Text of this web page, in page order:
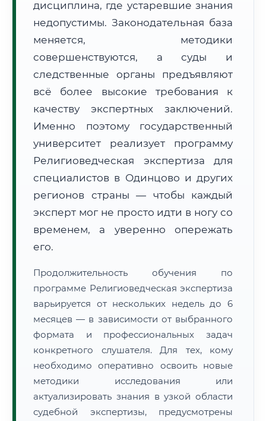
Формат учебы:
Дистанционно
🗺️ Зона обслуживания: г. Одинцово
• Маршрут транзита: ~2 834 км
📜 Документы и аккредитация ФИС ФРДО
Нажмите на документ для увеличения и просмотра
дисциплина, где устаревшие знания
недопустимы. Законодательная база
меняется, методики
совершенствуются, а суды и
следственные органы предъявляют
всё более высокие требования к
качеству экспертных заключений.
Именно поэтому государственный
университет реализует программу
Религиоведческая экспертиза для
специалистов в Одинцово и других
регионов страны — чтобы каждый
эксперт мог не просто идти в ногу со
временем, а уверенно опережать
его.
Продолжительность обучения по
программе Религиоведческая экспертиза
варьируется от нескольких недель до 6
месяцев — в зависимости от выбранного
формата и профессиональных задач
конкретного слушателя. Для тех, кому
необходимо оперативно освоить новые
методики исследования или
актуализировать знания в узкой области
судебной экспертизы, предусмотрены